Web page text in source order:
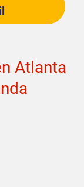
Atlanta